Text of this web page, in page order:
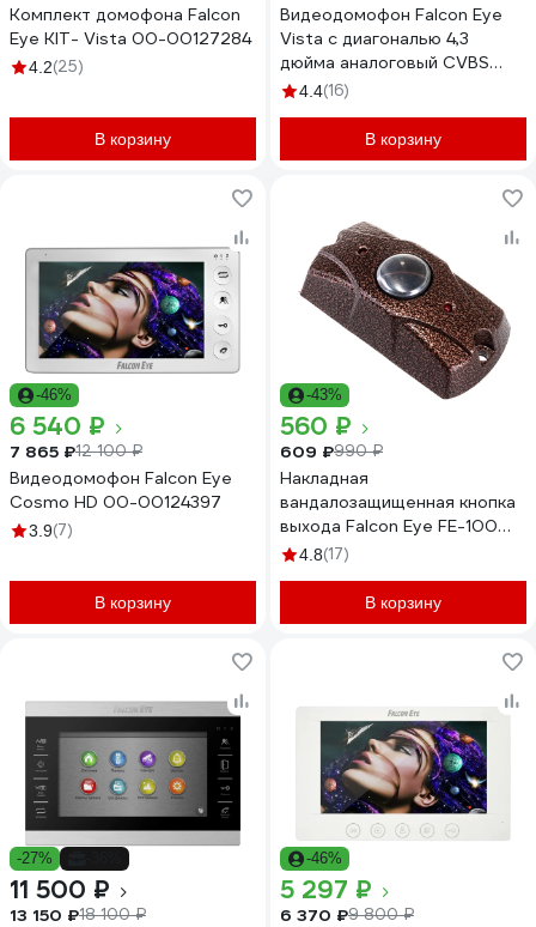
Комплект домофона Falcon
Eye KIT- Vista 00-00127284
4.2(25)
В корзину
Видеодомофон Falcon Eye
Vista с диагональю 4,3
дюйма аналоговый CVBS
(PAL/NTSC) 00-00124393
4.4(16)
В корзину
-46%
6 540 ₽
7 865 ₽12 100 ₽
Видеодомофон Falcon Eye
Cosmo HD 00-00124397
3.9(7)
В корзину
-43%
560 ₽
609 ₽990 ₽
Накладная
вандалозащищенная кнопка
выхода Falcon Eye FE-100
Медь 00-00110046
4.8(17)
В корзину
-27%
11 500 ₽
13 150 ₽18 100 ₽
-46%
5 297 ₽
6 370 ₽9 800 ₽